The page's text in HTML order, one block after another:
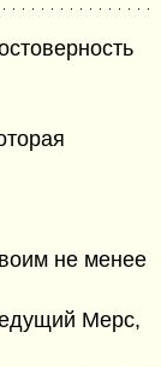
не менее
Мерс,